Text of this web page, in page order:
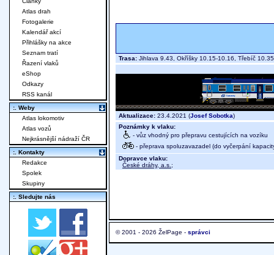
Trasa: Jihlava 9.43, Okříšky 10.15-10.16, Třebíč
Aktualizace: 23.4.2021 (Josef Sobotka)
Poznámky k vlaku:
- vůz vhodný pro přepravu cestujících na vozíku
- přeprava spoluzavazadel (do vyčerpání
Dopravce vlaku:
České dráhy, a.s. ;
© 2001 - 2026 ŽelPage - správci
Atlas drah
Fotogalerie
Kalendář akcí
Přihlášky na akce
Seznam tratí
Řazení vlaků
eShop
Odkazy
RSS kanál
:. Weby
Atlas lokomotiv
Atlas vozů
Nejkrásnější nádraží ČR
:. Kontakty
Redakce
Spolek
Skupiny
:. Sledujte nás